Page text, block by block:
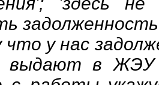
у нас
выдают в ЖЭУ